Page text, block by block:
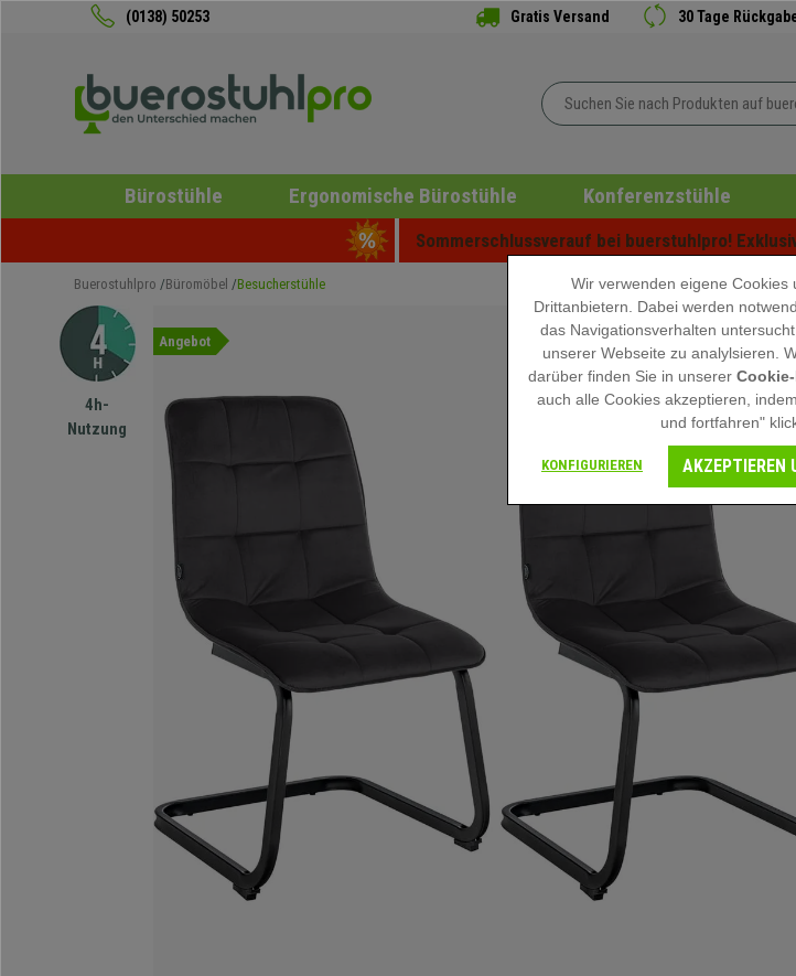
(0138) 50253 Gratis Versand 30 Tage
Bürostühle Ergonomische Bürostühle Konferenzstühle
Sommerschlussverauf bei buerstuhlpro!
Buerostuhlpro Büromöbel Besucherstühle
4h-
Nutzung
Angebot
Wir verwenden eigene Cookies
Drittanbietern. Dabei werden
das Navigationsverhalten
unserer Webseite zu analylsieren.
darüber finden Sie in unserer
auch alle Cookies akzeptieren,
und fortfahren"
KONFIGURIEREN AKZEPTIEREN